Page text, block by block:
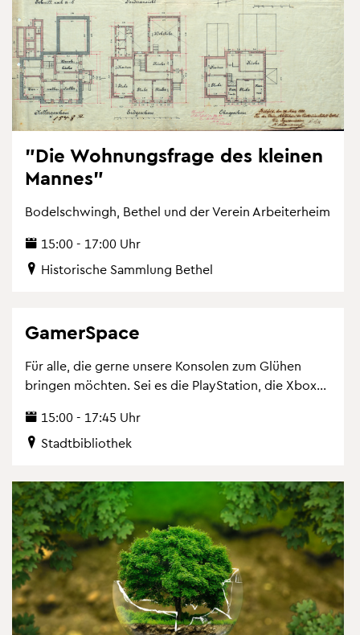
"Die Woh­nungs­fra­ge des klei­nen
Man­nes"
Bo­del­schwingh, Be­thel und der Ver­ein Ar­bei­ter­heim
15:00 - 17:00 Uhr
His­to­ri­sche Samm­lung Be­thel
Ga­mer­Space
Für alle, die gerne un­se­re Kon­so­len zum Glü­hen
brin­gen möch­ten. Sei es die Play­Sta­ti­on, die Xbox...
15:00 - 17:45 Uhr
Stadt­bi­blio­thek